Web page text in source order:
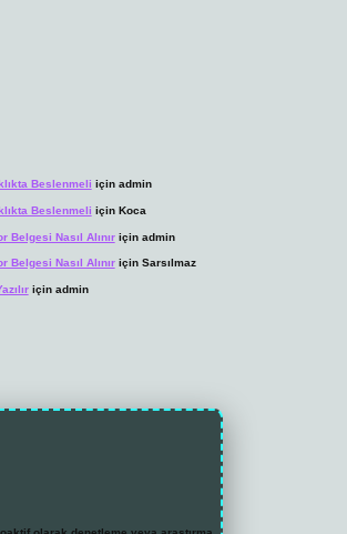
Beslenmeli için admin
Beslenmeli için Koca
Belgesi Nasıl Alınıriçin admin
Belgesi Nasıl Alınıriçin Sarsılmaz
için admin